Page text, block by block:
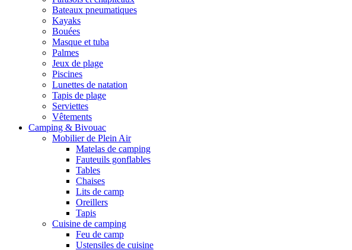
Bateaux pneumatiques
Kayaks
Bouées
Masque et tuba
Palmes
Jeux de plage
Piscines
Lunettes de natation
Tapis de plage
Serviettes
Vêtements
Camping & Bivouac
Mobilier de Plein Air
Matelas de camping
Fauteuils gonflables
Tables
Chaises
Lits de camp
Oreillers
Tapis
Cuisine de camping
Feu de camp
Ustensiles de cuisine